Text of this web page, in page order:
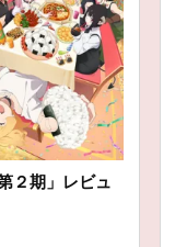
２期」レビュ